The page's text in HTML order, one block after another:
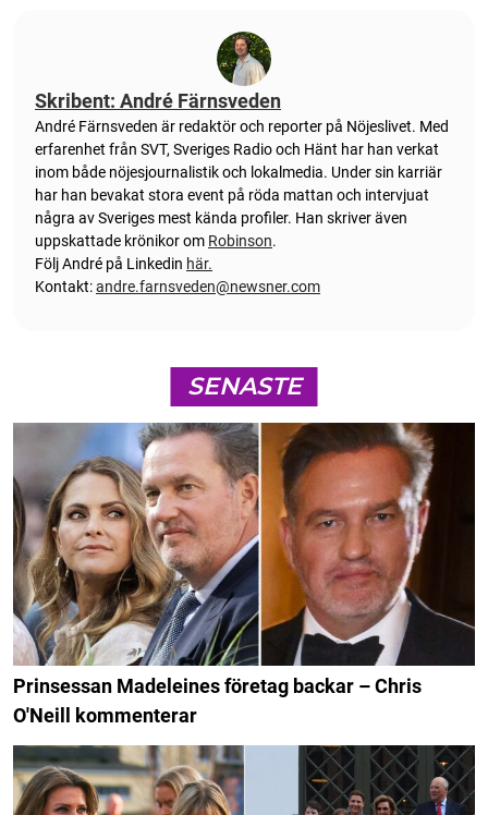
Skribent: André Färnsveden
André Färnsveden är redaktör och reporter på Nöjeslivet. Med
erfarenhet från SVT, Sveriges Radio och Hänt har han verkat
inom både nöjesjournalistik och lokalmedia. Under sin karriär
har han bevakat stora event på röda mattan och intervjuat
några av Sveriges mest kända profiler. Han skriver även
uppskattade krönikor om Robinson.
Följ André på Linkedin här.
Kontakt:andre.farnsveden@newsner.com
SENASTE
Prinsessan Madeleines företag backar – Chris
O'Neill kommenterar